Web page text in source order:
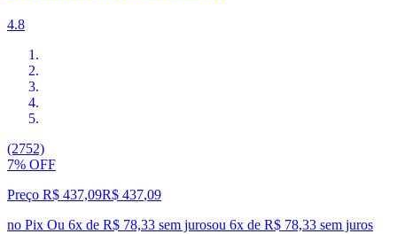
4.8
(2752)
7% OFF
Preço R$ 437,09R$ 437,09
no Pix Ou 6x de R$ 78,33 sem jurosou 6x de R$ 78,33 sem juros